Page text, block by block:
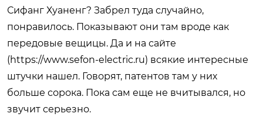
Сифанг Хуаненг? Забрел туда случайно,
понравилось. Показывают они там вроде как
передовые вещицы. Да и на сайте
(https://www.sefon-electric.ru) всякие интересные
штучки нашел. Говорят, патентов там у них
больше сорока. Пока сам еще не вчитывался, но
звучит серьезно.